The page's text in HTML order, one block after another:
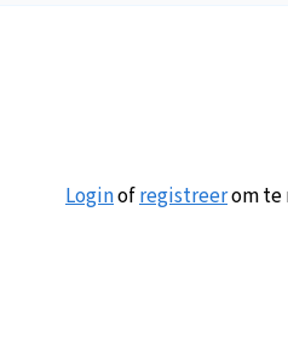
Loginofregistreerom te